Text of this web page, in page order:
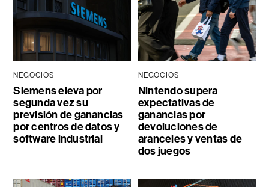
NEGOCIOS
Siemens eleva por
segunda vez su
previsión de ganancias
por centros de datos y
software industrial
NEGOCIOS
Nintendo supera
expectativas de
ganancias por
devoluciones de
aranceles y ventas de
dos juegos